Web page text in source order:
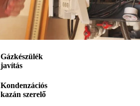
Gázkészülék
javítás
Kondenzációs
kazán szerelő